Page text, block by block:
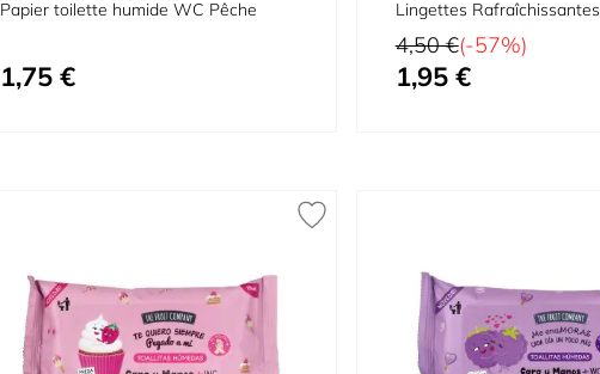
Papier toilette humide WC Pêche
1,75 €
Lingettes Rafraîchissantes
Prix normal
4,50 €(-57%)
Prix spécial
1,95 €